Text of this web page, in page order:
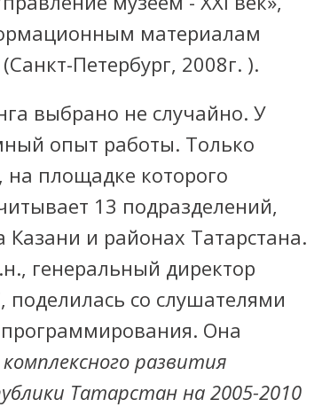
материалам
Петербург, 2008г. ).
выбрано не случайно. У
опыт работы. Только
площадке которого
13 подразделений,
и районах Татарстана.
генеральный директор
со слушателями
Она
развития
Татарстан на 2005-2010